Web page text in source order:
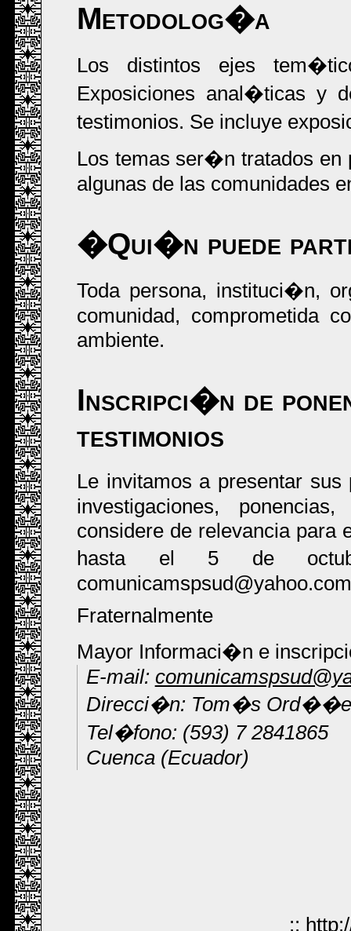
Metodolog�a
Los distintos ejes
Exposiciones anal�ticas y
testimonios. Se incluye
Los temas ser�n tratados en
algunas de las comunidades
�Qui�n puede
Toda persona, instituci�n,
comunidad, comprometida
ambiente.
Inscripci�n de
testimonios
Le invitamos a presentar
investigaciones,
considere de relevancia para
hasta el 5 de
comunicamspsud@yahoo.com
Fraternalmente
Mayor Informaci�n e
E-mail:
Direcci�n: Tom�s
Tel�fono: (593) 7 2841865
Cuenca (Ecuador)
::